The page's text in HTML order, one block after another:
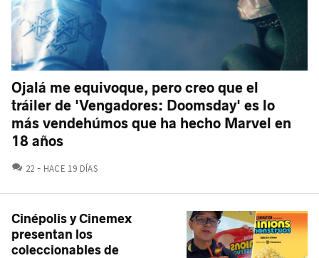
Ojalá me equivoque, pero creo que el
tráiler de 'Vengadores: Doomsday' es lo
más vendehúmos que ha hecho Marvel en
18 años
22 COMENTARIOS
HACE 19 DÍAS
Cinépolis y Cinemex
presentan los
coleccionables de